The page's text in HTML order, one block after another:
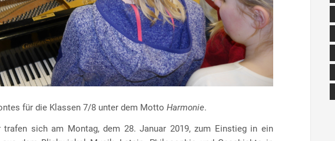
für die Klassen 7/8 unter dem MottoHarmonie.
trafen sich am Montag, dem 28. Januar 2019, zum Einstieg in ein